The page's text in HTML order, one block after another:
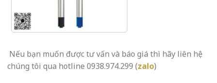
Nếu bạn muốn được tư vấn và báo giá thì hãy liên hệ
chúng tôi qua hotline 0938.974.299 (zalo)